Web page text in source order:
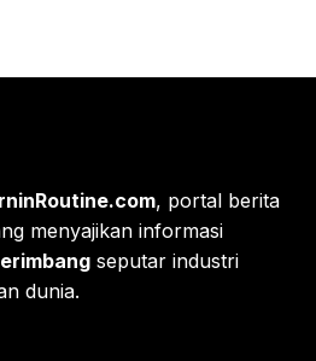
, portal berita
menyajikan informasi
seputar industri
dunia.